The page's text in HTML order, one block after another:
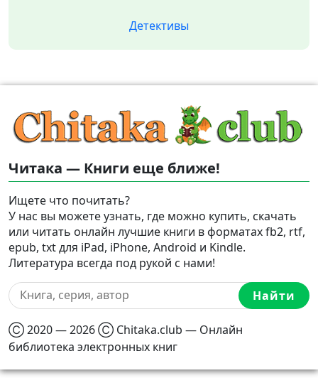
Детективы
Читака — Книги еще ближе!
Ищете что почитать?
У нас вы можете узнать, где можно купить, скачать
или читать онлайн лучшие книги в форматах fb2, rtf,
epub, txt для iPad, iPhone, Android и Kindle.
Литература всегда под рукой с нами!
Найти
Ⓒ 2020 — 2026 Ⓒ Chitaka.club — Онлайн
библиотека электронных книг